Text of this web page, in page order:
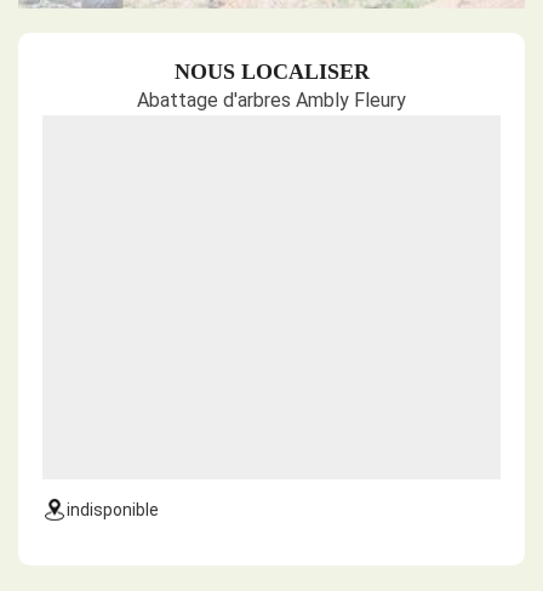
NOUS LOCALISER
Abattage d'arbres Ambly Fleury
indisponible